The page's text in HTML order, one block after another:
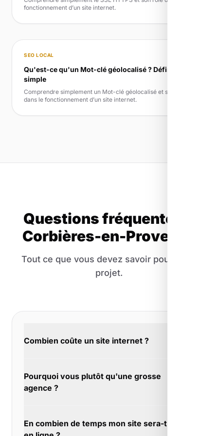
fonctionnement d’un site internet.
SEO LOCAL
Qu'est-ce qu'un Mot-clé géolocalisé ? Définition
simple
Comprendre simplement un Mot-clé géolocalisé et son rôle
dans le fonctionnement d’un site internet.
Questions fréquentes à
Corbières-en-Provence
Tout ce que vous devez savoir pour votre
projet.
Combien coûte un site internet ?
une landing page, quelques milliers pour un
site complet. À Corbières-en-Provence, nous
Pourquoi vous plutôt qu'une grosse
agence ?
À Corbières-en-Provence, nous nous
En combien de temps mon site sera-t-il